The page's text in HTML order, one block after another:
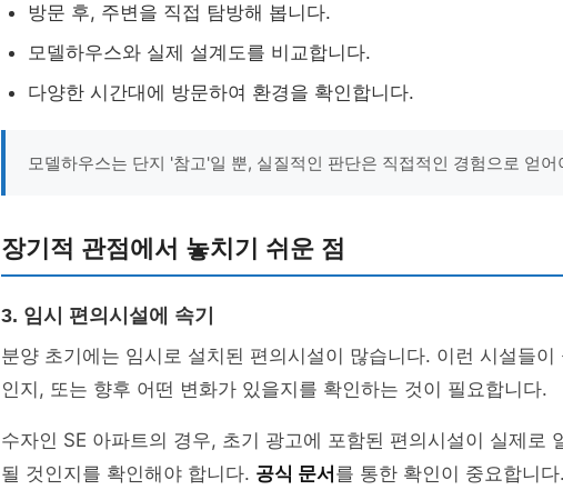
방문 후, 주변을 직접 탐방해 봅니다.
모델하우스와 실제 설계도를 비교합니다.
다양한 시간대에 방문하여 환경을 확인합니다.
모델하우스는 단지 '참고'일 뿐, 실질적인 판단은 직접적인 경험으로 얻어
장기적 관점에서 놓치기 쉬운 점
3. 임시 편의시설에 속기
분양 초기에는 임시로 설치된 편의시설이 많습니다. 이런 시설들이
인지, 또는 향후 어떤 변화가 있을지를 확인하는 것이 필요합니다.
수자인 SE 아파트의 경우, 초기 광고에 포함된 편의시설이 실제로
될 것인지를 확인해야 합니다. 공식 문서 를 통한 확인이 중요합니다.